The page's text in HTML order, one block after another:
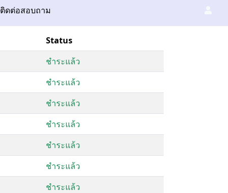
ติดต่อสอบถาม
Status
ชำระแล้ว
ชำระแล้ว
ชำระแล้ว
ชำระแล้ว
ชำระแล้ว
ชำระแล้ว
ชำระแล้ว